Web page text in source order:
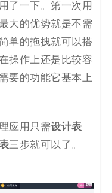
了一下。第一次用
大的优势就是不需
单的拖拽就可以搭
操作上还是比较容
要的功能它基本上
应用只需设计表
三步就可以了。